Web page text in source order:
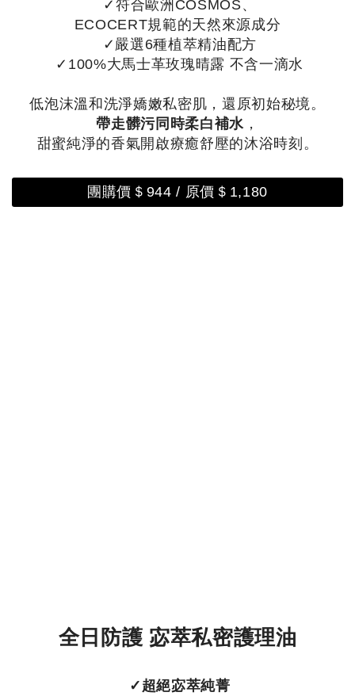
✓符合歐洲COSMOS、
ECOCERT規範的天然來源成分
✓嚴選6種植萃精油配方
✓100%大馬士革玫瑰晴露 不含一滴水
低泡沫溫和洗淨嬌嫩私密肌，還原初始秘境。
帶走髒污同時柔白補水 ，
甜蜜純淨的香氣開啟療癒舒壓的沐浴時刻。
團購價＄944 / 原價＄1,180
全日防護 宓萃私密護理油
✓超絕宓萃純菁